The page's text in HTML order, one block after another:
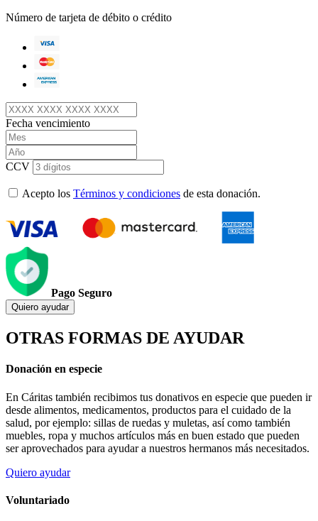
Número de tarjeta de débito o crédito
Fecha vencimiento
CCV
Acepto los Términos y condiciones de esta donación.
Pago Seguro
Quiero ayudar
OTRAS FORMAS DE AYUDAR
Donación en especie
En Cáritas también recibimos tus donativos en especie que pueden ir
desde alimentos, medicamentos, productos para el cuidado de la
salud, por ejemplo: sillas de ruedas y muletas, así como también
muebles, ropa y muchos artículos más en buen estado que pueden
ser aprovechados para ayudar a nuestros hermanos más necesitados.
Quiero ayudar
Voluntariado